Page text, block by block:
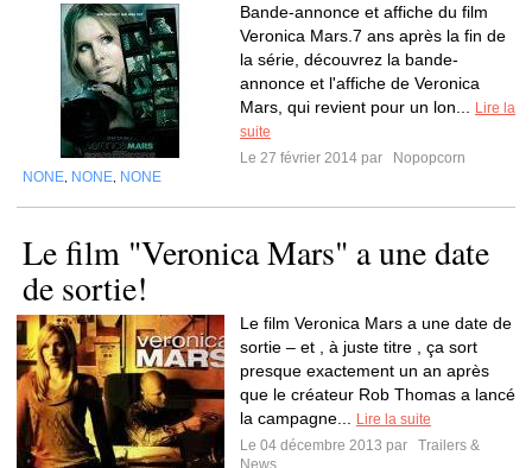
Bande-annonce et affiche du film
Veronica Mars.7 ans après la fin de
la série, découvrez la bande-
annonce et l'affiche de Veronica
Mars, qui revient pour un lon...
Lire la
suite
Le 27 février 2014 par
Nopopcorn
NONE NONE NONE
Le film "Veronica Mars" a une date
de sortie!
Le film Veronica Mars a une date de
sortie – et , à juste titre , ça sort
presque exactement un an après
que le créateur Rob Thomas a lancé
la campagne...
Lire la suite
Le 04 décembre 2013 par
Trailers &
News